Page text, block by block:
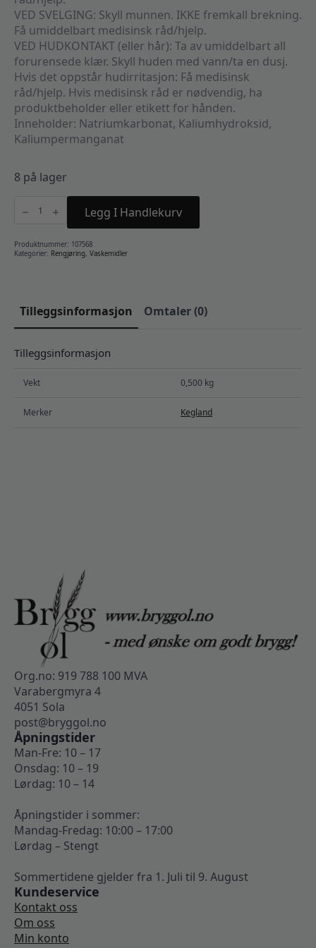
VED SVELGING: Skyll munnen. IKKE fremkall brekning.
Få umiddelbart medisinsk råd/hjelp.
VED HUDKONTAKT (eller hår): Ta av umiddelbart all
forurensede klær. Skyll huden med vann/ta en dusj.
Hvis det oppstår hudirritasjon: Få medisinsk
råd/hjelp. Hvis medisinsk råd er nødvendig, ha
produktbeholder eller etikett for hånden.
Inneholder: Natriumkarbonat, Kaliumhydroksid,
Kaliumpermanganat
8 på lager
Professional Legg I Handlekurv
Produktnummer: 107568
Kategorier: Rengjøring, Vaskemidler
Tilleggsinformasjon Omtaler (0)
Tilleggsinformasjon
Vekt 0,500 kg
Merker Kegland
Org.no: 919 788 100 MVA
Varabergmyra 4
4051 Sola
post@bryggol.no
Åpningstider
Man-Fre: 10 – 17
Onsdag: 10 – 19
Lørdag: 10 – 14
Åpningstider i sommer:
Mandag-Fredag: 10:00 – 17:00
Lørdag – Stengt
Sommertidene gjelder fra 1. Juli til 9. August
Kundeservice
Kontakt oss
Om oss
Min konto